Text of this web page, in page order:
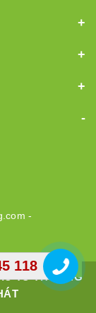
-
TƯ THƯƠNG
118